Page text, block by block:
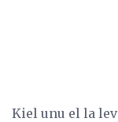
Kiel unu el la